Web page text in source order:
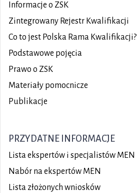
Informacje o ZSK
Zintegrowany Rejestr Kwalifikacji
Co to jest Polska Rama Kwalifikacji?
Podstawowe pojęcia
Prawo o ZSK
Materiały pomocnicze
Publikacje
PRZYDATNE INFORMACJE
Lista ekspertów i specjalistów MEN
Nabór na ekspertów MEN
Lista złożonych wniosków